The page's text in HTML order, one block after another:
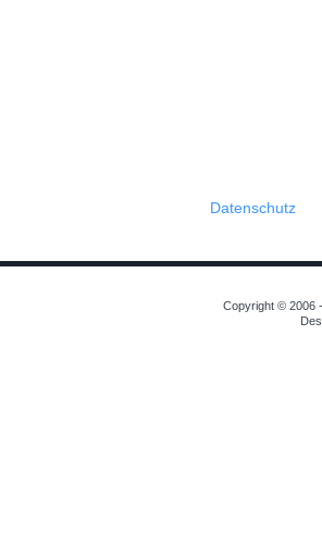
Datenschutz
Copyright © 2006